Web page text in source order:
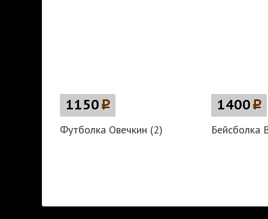
1150p
Футболка Овечкин (2)
1400p
Бейсболка